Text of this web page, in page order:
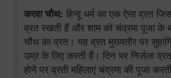
करवा चौथ: हिन्दू धर्म का एक ऐसा व्रत
व्रत रखती हैं और शाम को चंद्रमा पूजा के
चौथ का व्रत। यह व्रत मुख्यतौर पर
उम्र के लिए करती हैं। दिन भर निर्जला
होने पर व्रती महिलाएं चंद्रमा की पूजा